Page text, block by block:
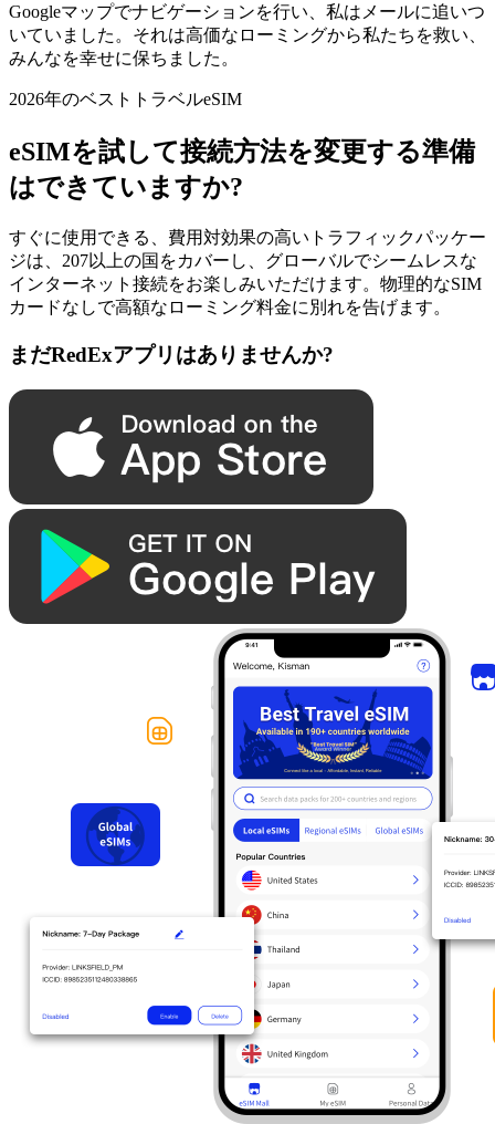
Googleマップでナビゲーションを行い、私はメールに追いつ
いていました。それは高価なローミングから私たちを救い、
みんなを幸せに保ちました。
2026年のベストトラベルeSIM
eSIMを試して接続方法を変更する準備
はできていますか?
すぐに使用できる、費用対効果の高いトラフィックパッケー
ジは、207以上の国をカバーし、グローバルでシームレスな
インターネット接続をお楽しみいただけます。物理的なSIM
カードなしで高額なローミング料金に別れを告げます。
まだRedExアプリはありませんか?